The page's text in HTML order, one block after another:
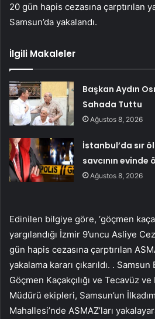
20 gün hapis cezasına çarptırılan
Samsun’da yakalandı.
İlgili Makaleler
Başkan Aydın
Sahada Tuttu
Ağustos 8, 2026
İstanbul’da sır
savcının evinde
Ağustos 8, 2026
Edinilen bilgiye göre, ‘göçmen
yargılandığı İzmir 9’uncu Asliye
gün hapis cezasına çarptırılan
yakalama kararı çıkarıldı. .
Göçmen Kaçakçılığı ve Tecavüz
Müdürü ekipleri, Samsun’un
Mahallesi’nde ASMAZ’ları